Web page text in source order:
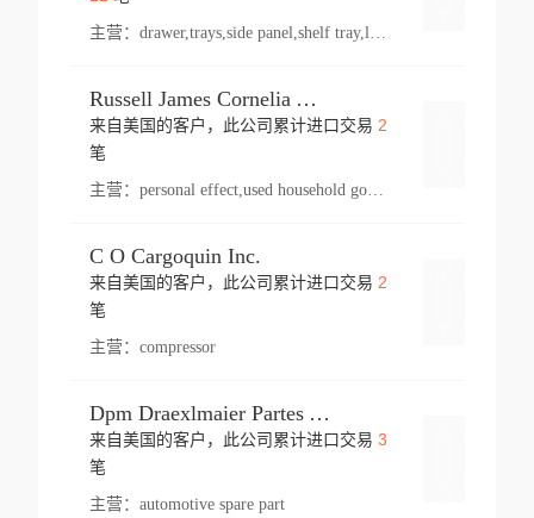
主营：
Russell James Cornelia Arlington Va
来自美国的客户，此公司累计进口交易 2
笔
主营： personal effect,used household goods
C O Cargoquin Inc.
来自美国的客户，此公司累计进口交易 2
笔
主营： compressor
Dpm Draexlmaier Partes Automotrices Corr Ind Huejotzingo
来自美国的客户，此公司累计进口交易 3
笔
主营： automotive spare part